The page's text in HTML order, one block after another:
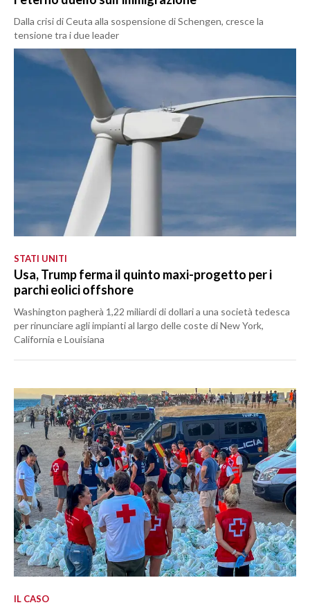
Dalla crisi di Ceuta alla sospensione di Schengen, cresce la
tensione tra i due leader
STATI UNITI
Usa, Trump ferma il quinto maxi-progetto per i
parchi eolici offshore
Washington pagherà 1,22 miliardi di dollari a una società tedesca
per rinunciare agli impianti al largo delle coste di New York,
California e Louisiana
IL CASO